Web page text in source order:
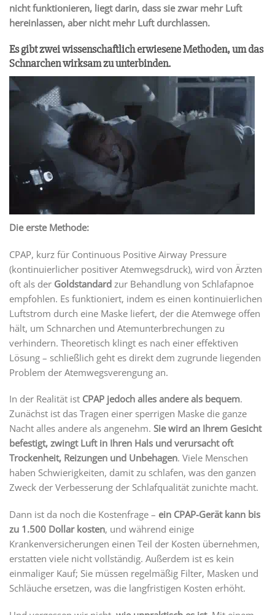
nicht funktionieren, liegt darin, dass sie zwar mehr Luft
hereinlassen, aber nicht mehr Luft durchlassen.
Es gibt zwei wissenschaftlich erwiesene Methoden, um das
Schnarchen wirksam zu unterbinden.
Die erste Methode:
CPAP, kurz für Continuous Positive Airway Pressure
(kontinuierlicher positiver Atemwegsdruck), wird von Ärzten
oft als der Goldstandard zur Behandlung von Schlafapnoe
empfohlen. Es funktioniert, indem es einen kontinuierlichen
Luftstrom durch eine Maske liefert, der die Atemwege offen
hält, um Schnarchen und Atemunterbrechungen zu
verhindern. Theoretisch klingt es nach einer effektiven
Lösung – schließlich geht es direkt dem zugrunde liegenden
Problem der Atemwegsverengung an.
In der Realität ist CPAP jedoch alles andere als bequem.
Zunächst ist das Tragen einer sperrigen Maske die ganze
Nacht alles andere als angenehm. Sie wird an Ihrem Gesicht
befestigt, zwingt Luft in Ihren Hals und verursacht oft
Trockenheit, Reizungen und Unbehagen. Viele Menschen
haben Schwierigkeiten, damit zu schlafen, was den ganzen
Zweck der Verbesserung der Schlafqualität zunichte macht.
Dann ist da noch die Kostenfrage – ein CPAP-Gerät kann bis
zu 1.500 Dollar kosten, und während einige
Krankenversicherungen einen Teil der Kosten übernehmen,
erstatten viele nicht vollständig. Außerdem ist es kein
einmaliger Kauf; Sie müssen regelmäßig Filter, Masken und
Schläuche ersetzen, was die langfristigen Kosten erhöht.